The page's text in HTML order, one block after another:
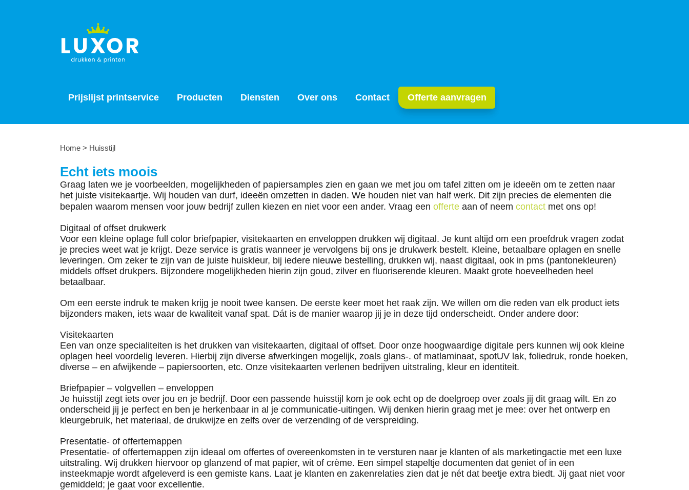
Prijslijst printservice Producten Diensten Over ons Contact Offerte aanvragen
Home > Huisstijl
Echt iets moois
Graag laten we je voorbeelden, mogelijkheden of papiersamples zien en gaan we met jou om tafel zitten om je ideeën om te zetten naar
het juiste visitekaartje. Wij houden van durf, ideeën omzetten in daden. We houden niet van half werk. Dit zijn precies de elementen die
bepalen waarom mensen voor jouw bedrijf zullen kiezen en niet voor een ander. Vraag een offerte aan of neem contact met ons op!
Digitaal of offset drukwerk
Voor een kleine oplage full color briefpapier, visitekaarten en enveloppen drukken wij digitaal. Je kunt altijd om een proefdruk vragen zodat
je precies weet wat je krijgt. Deze service is gratis wanneer je vervolgens bij ons je drukwerk bestelt. Kleine, betaalbare oplagen en snelle
leveringen. Om zeker te zijn van de juiste huiskleur, bij iedere nieuwe bestelling, drukken wij, naast digitaal, ook in pms (pantonekleuren)
middels offset drukpers. Bijzondere mogelijkheden hierin zijn goud, zilver en fluoriserende kleuren. Maakt grote hoeveelheden heel
betaalbaar.
Om een eerste indruk te maken krijg je nooit twee kansen. De eerste keer moet het raak zijn. We willen om die reden van elk product iets
bijzonders maken, iets waar de kwaliteit vanaf spat. Dát is de manier waarop jij je in deze tijd onderscheidt. Onder andere door:
Visitekaarten
Een van onze specialiteiten is het drukken van visitekaarten, digitaal of offset. Door onze hoogwaardige digitale pers kunnen wij ook kleine
oplagen heel voordelig leveren. Hierbij zijn diverse afwerkingen mogelijk, zoals glans-. of matlaminaat, spotUV lak, foliedruk, ronde hoeken,
diverse – en afwijkende – papiersoorten, etc. Onze visitekaarten verlenen bedrijven uitstraling, kleur en identiteit.
Briefpapier – volgvellen – enveloppen
Je huisstijl zegt iets over jou en je bedrijf. Door een passende huisstijl kom je ook echt op de doelgroep over zoals jij dit graag wilt. En zo
onderscheid jij je perfect en ben je herkenbaar in al je communicatie-uitingen. Wij denken hierin graag met je mee: over het ontwerp en
kleurgebruik, het materiaal, de drukwijze en zelfs over de verzending of de verspreiding.
Presentatie- of offertemappen
Presentatie- of offertemappen zijn ideaal om offertes of overeenkomsten in te versturen naar je klanten of als marketingactie met een luxe
uitstraling. Wij drukken hiervoor op glanzend of mat papier, wit of crème. Een simpel stapeltje documenten dat geniet of in een
insteekmapje wordt afgeleverd is een gemiste kans. Laat je klanten en zakenrelaties zien dat je nét dat beetje extra biedt. Jij gaat niet voor
gemiddeld; je gaat voor excellentie.